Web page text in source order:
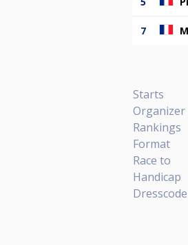
7
Starts
Organizer
Rankings
Format
Race to
Handicap
Dresscode